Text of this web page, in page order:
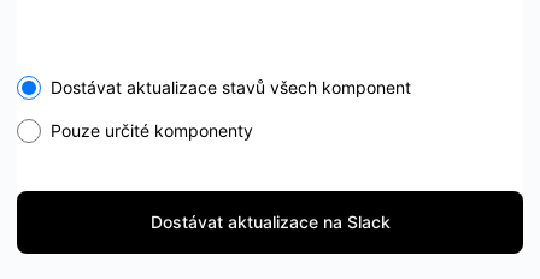
Select the components you want to receive updates for
Dostávat aktualizace stavů všech komponent
Pouze určité komponenty
Dostávat aktualizace na Slack